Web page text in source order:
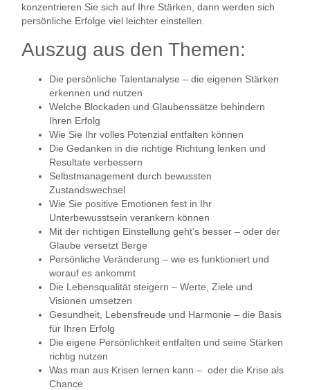
konzentrieren Sie sich auf Ihre Stärken, dann werden sich
persönliche Erfolge viel leichter einstellen.
Auszug aus den Themen:
Die persönliche Talentanalyse – die eigenen Stärken
erkennen und nutzen
Welche Blockaden und Glaubenssätze behindern
Ihren Erfolg
Wie Sie Ihr volles Potenzial entfalten können
Die Gedanken in die richtige Richtung lenken und
Resultate verbessern
Selbstmanagement durch bewussten
Zustandswechsel
Wie Sie positive Emotionen fest in Ihr
Unterbewusstsein verankern können
Mit der richtigen Einstellung geht’s besser – oder der
Glaube versetzt Berge
Persönliche Veränderung – wie es funktioniert und
worauf es ankommt
Die Lebensqualität steigern – Werte, Ziele und
Visionen umsetzen
Gesundheit, Lebensfreude und Harmonie – die Basis
für Ihren Erfolg
Die eigene Persönlichkeit entfalten und seine Stärken
richtig nutzen
Was man aus Krisen lernen kann – oder die Krise als
Chance